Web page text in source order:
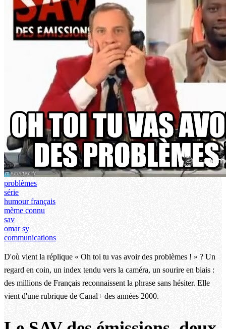
problèmes
série
humour français
mème connu
sav
omar sy
communications
D'où vient la réplique « Oh toi tu vas avoir des problèmes ! » ? Un
regard en coin, un index tendu vers la caméra, un sourire en biais :
des millions de Français reconnaissent la phrase sans hésiter. Elle
vient d'une rubrique de Canal+ des années 2000.